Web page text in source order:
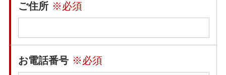
ご住所 ※必須
お電話番号 ※必須